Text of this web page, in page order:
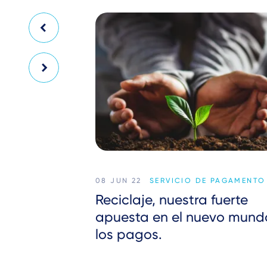
08 JUN 22 SERVICIO DE PAGAMENTO
Reciclaje, nuestra fuerte
apuesta en el nuevo
los pagos.